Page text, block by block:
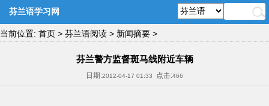
芬兰语学习网
当前位置: 首页 > 芬兰语阅读 > 新闻摘要 >
芬兰警方监督斑马线附近车辆
日期:2012-04-17 01:33 点击:466